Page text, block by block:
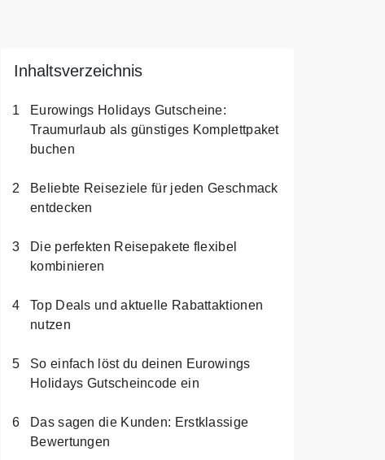
Inhaltsverzeichnis
Eurowings Holidays Gutscheine:
Traumurlaub als günstiges Komplettpaket
buchen
Beliebte Reiseziele für jeden Geschmack
entdecken
Die perfekten Reisepakete flexibel
kombinieren
Top Deals und aktuelle Rabattaktionen
nutzen
So einfach löst du deinen Eurowings
Holidays Gutscheincode ein
Das sagen die Kunden: Erstklassige
Bewertungen